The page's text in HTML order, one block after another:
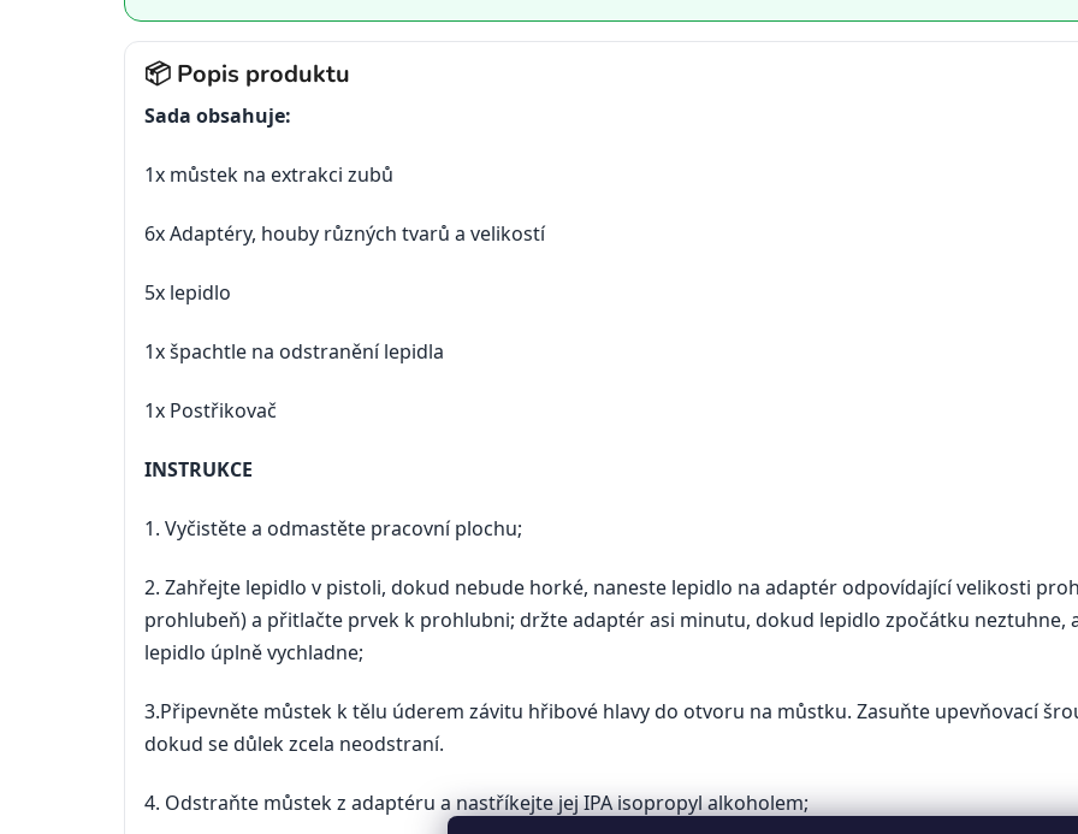
📦 Popis produktu
Sada obsahuje:
1x můstek na extrakci zubů
6x Adaptéry, houby různých tvarů a velikostí
5x lepidlo
1x špachtle na odstranění lepidla
1x Postřikovač
INSTRUKCE
1. Vyčistěte a odmastěte pracovní plochu;
2. Zahřejte lepidlo v pistoli, dokud nebude horké, naneste lepidlo na adaptér odpovídající velikosti
prohlubeň) a přitlačte prvek k prohlubni; držte adaptér asi minutu, dokud lepidlo zpočátku neztuhne,
lepidlo úplně vychladne;
3.Připevněte můstek k tělu úderem závitu hřibové hlavy do otvoru na můstku. Zasuňte upevňovací
dokud se důlek zcela neodstraní.
4. Odstraňte můstek z adaptéru a nastříkejte jej IPA isopropyl alkoholem;